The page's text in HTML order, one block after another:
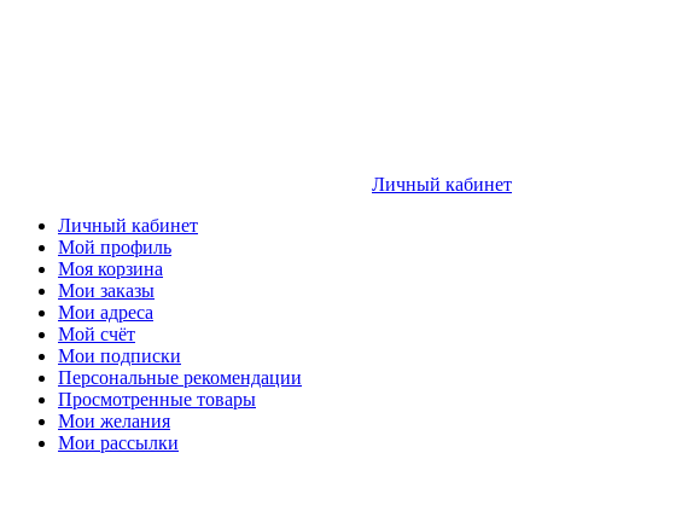
Личный кабинет
Личный кабинет
Мой профиль
Моя корзина
Мои заказы
Мои адреса
Мой счёт
Мои подписки
Персональные рекомендации
Просмотренные товары
Мои желания
Мои рассылки